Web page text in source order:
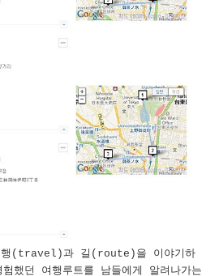
행(travel)과 길(route)을 이야기하
했던 여행루트를 남들에게 알려나가는